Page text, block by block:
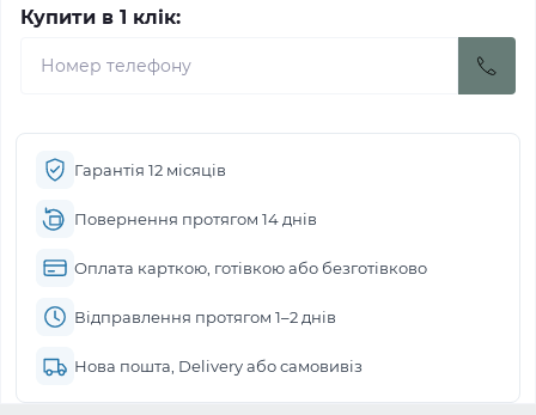
Купити в 1 клік:
Гарантія 12 місяців
Повернення протягом 14 днів
Оплата карткою, готівкою або безготівково
Відправлення протягом 1–2 днів
Нова пошта, Delivery або самовивіз